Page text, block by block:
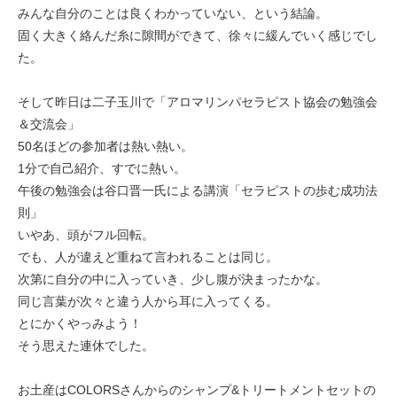
みんな自分のことは良くわかっていない、という結論。
固く大きく絡んだ糸に隙間ができて、徐々に緩んでいく感じでし
た。
そして昨日は二子玉川で「アロマリンパセラピスト協会の勉強会
＆交流会」
50名ほどの参加者は熱い熱い。
1分で自己紹介、すでに熱い。
午後の勉強会は谷口晋一氏による講演「セラピストの歩む成功法
則」
いやあ、頭がフル回転。
でも、人が違えど重ねて言われることは同じ。
次第に自分の中に入っていき、少し腹が決まったかな。
同じ言葉が次々と違う人から耳に入ってくる。
とにかくやっみよう！
そう思えた連休でした。
お土産はCOLORSさんからのシャンプ&トリートメントセットの